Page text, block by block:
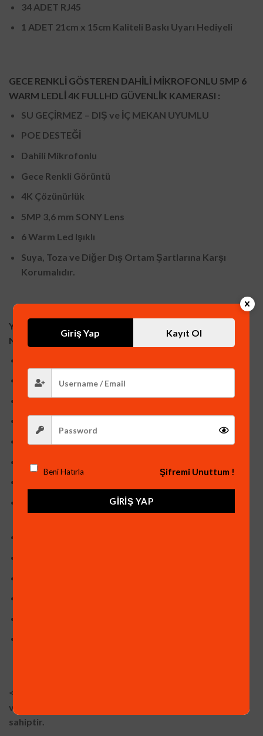
34 ADET RJ45
1 ADET 21cm x 15cm Kaliteli Baskı Uyarı Hediyeli
GECE RENKLİ GÖSTEREN DAHİLİ MİKROFONLU 5MP 6
WARM LEDLİ 4K FULLHD GÜVENLİK KAMERASI :
SU GEÇİRMEZ – DIŞ ve İÇ MEKAN UYUMLU
POE DESTEĞİ
Dahili Mikrofonlu
Gece Renkli Görüntü
4K Çözünürlük
5MP 3,6 mm SONY Lens
6 Warm Led Işıklı
Suya, Toza ve Diğer Dış Ortam Şartlarına Karşı
Korumalıdır.
YAPAY ZEKA DESTEKLİ 16 KANAL H265+ SIKIŞTIRMA
NVR KAYIT CİHAZI ( XMEYE YAZILIM ) :
Ses Kaydı
H265+ Görüntü Sıkıştırma
HDMI ve VGA Görüntü Çıkışı
ARAÇ ALGILAMA ÖZELLİĞİ
ARAÇ, İNSAN, YÜZ ALGILADIĞINDA BİLDİRİM
GÖNDERME
<-> Hareket algıladığında Alarm Verme, Mail ile Haber
verme, Cep Telefonuna Bildirim
sahiptir.
Giriş Yap Kayıt Ol
Beni Hatırla Şifremi Unuttum !
GIRIŞ YAP